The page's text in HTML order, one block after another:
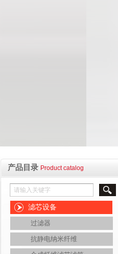
产品目录 Product catalog
滤芯设备
过滤器
抗静电纳米纤维